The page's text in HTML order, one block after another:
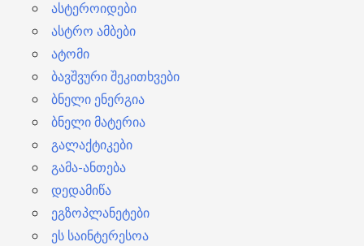
ასტეროიდები
ასტრო ამბები
ატომი
ბავშვური შეკითხვები
ბნელი ენერგია
ბნელი მატერია
გალაქტიკები
გამა-ანთება
დედამიწა
ეგზოპლანეტები
ეს საინტერესოა